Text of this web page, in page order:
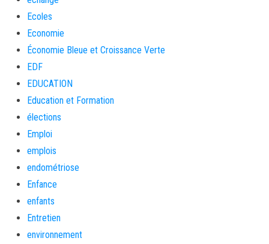
Ecoles
Economie
Économie Bleue et Croissance Verte
EDF
EDUCATION
Education et Formation
élections
Emploi
emplois
endométriose
Enfance
enfants
Entretien
environnement